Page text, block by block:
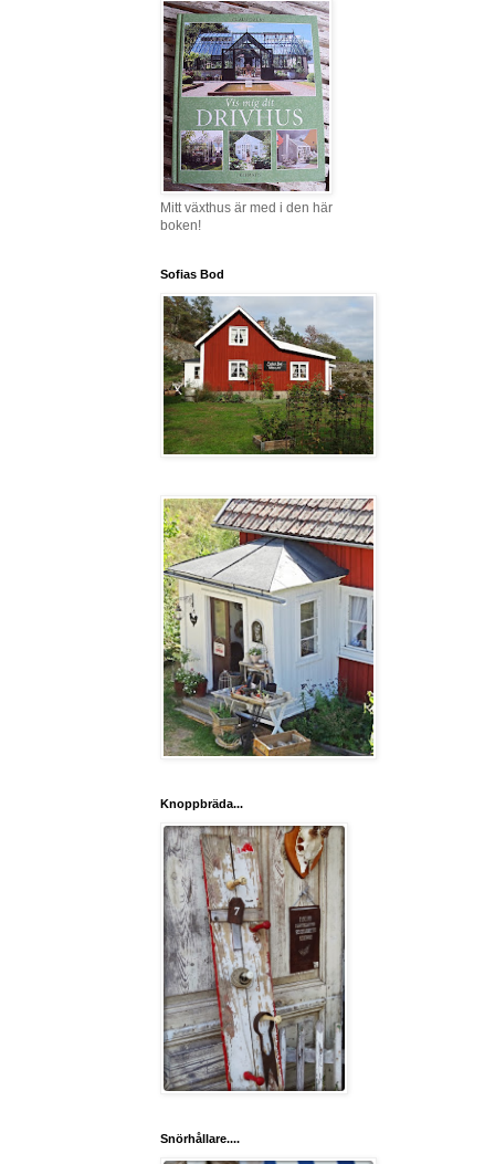
Mitt växthus är med i den här
boken!
Sofias Bod
Knoppbräda...
Snörhållare....